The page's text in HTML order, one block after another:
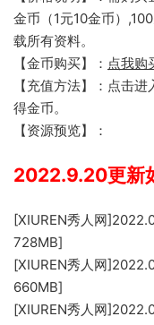
金币（1元10金币）
载所有资料。
【金币购买】： 点我购
【充值方法】：点击
得金币。
【资源预览】：
2022.9.20更新
[XIUREN秀人网
728MB]
[XIUREN秀人网
660MB]
[XIUREN秀人网